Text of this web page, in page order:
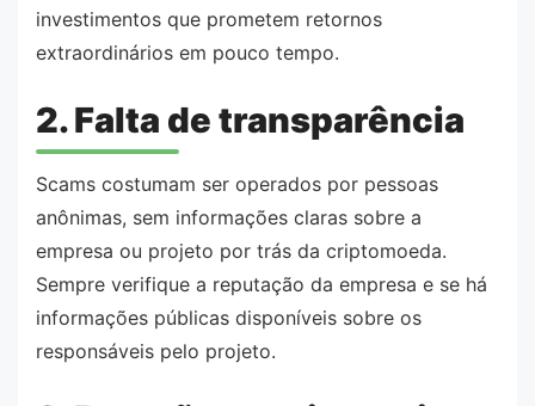
investimentos que prometem retornos
extraordinários em pouco tempo.
2. Falta de transparência
Scams costumam ser operados por pessoas
anônimas, sem informações claras sobre a
empresa ou projeto por trás da criptomoeda.
Sempre verifique a reputação da empresa e se há
informações públicas disponíveis sobre os
responsáveis pelo projeto.